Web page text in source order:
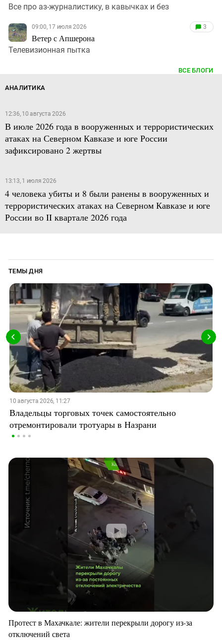
Все про аз-журналистику, в кавычках и без
09:00, 17 июля 2026
Ветер с Апшерона
3
Телевизионная пытка
ВСЕ БЛОГИ
АНАЛИТИКА
12:36, 10 августа 2026
В июле 2026 года в вооруженных и террористических
атаках на Северном Кавказе и юге России
зафиксировано 2 жертвы
13:13, 1 июля 2026
4 человека убиты и 8 были ранены в вооруженных и
террористических атаках на Северном Кавказе и юге
России во II квартале 2026 года
ТЕМЫ ДНЯ
10 августа 2026, 11:27
Владельцы торговых точек самостоятельно
отремонтировали тротуары в Назрани
Протест в Махачкале: жители перекрыли дорогу из-за
отключений света